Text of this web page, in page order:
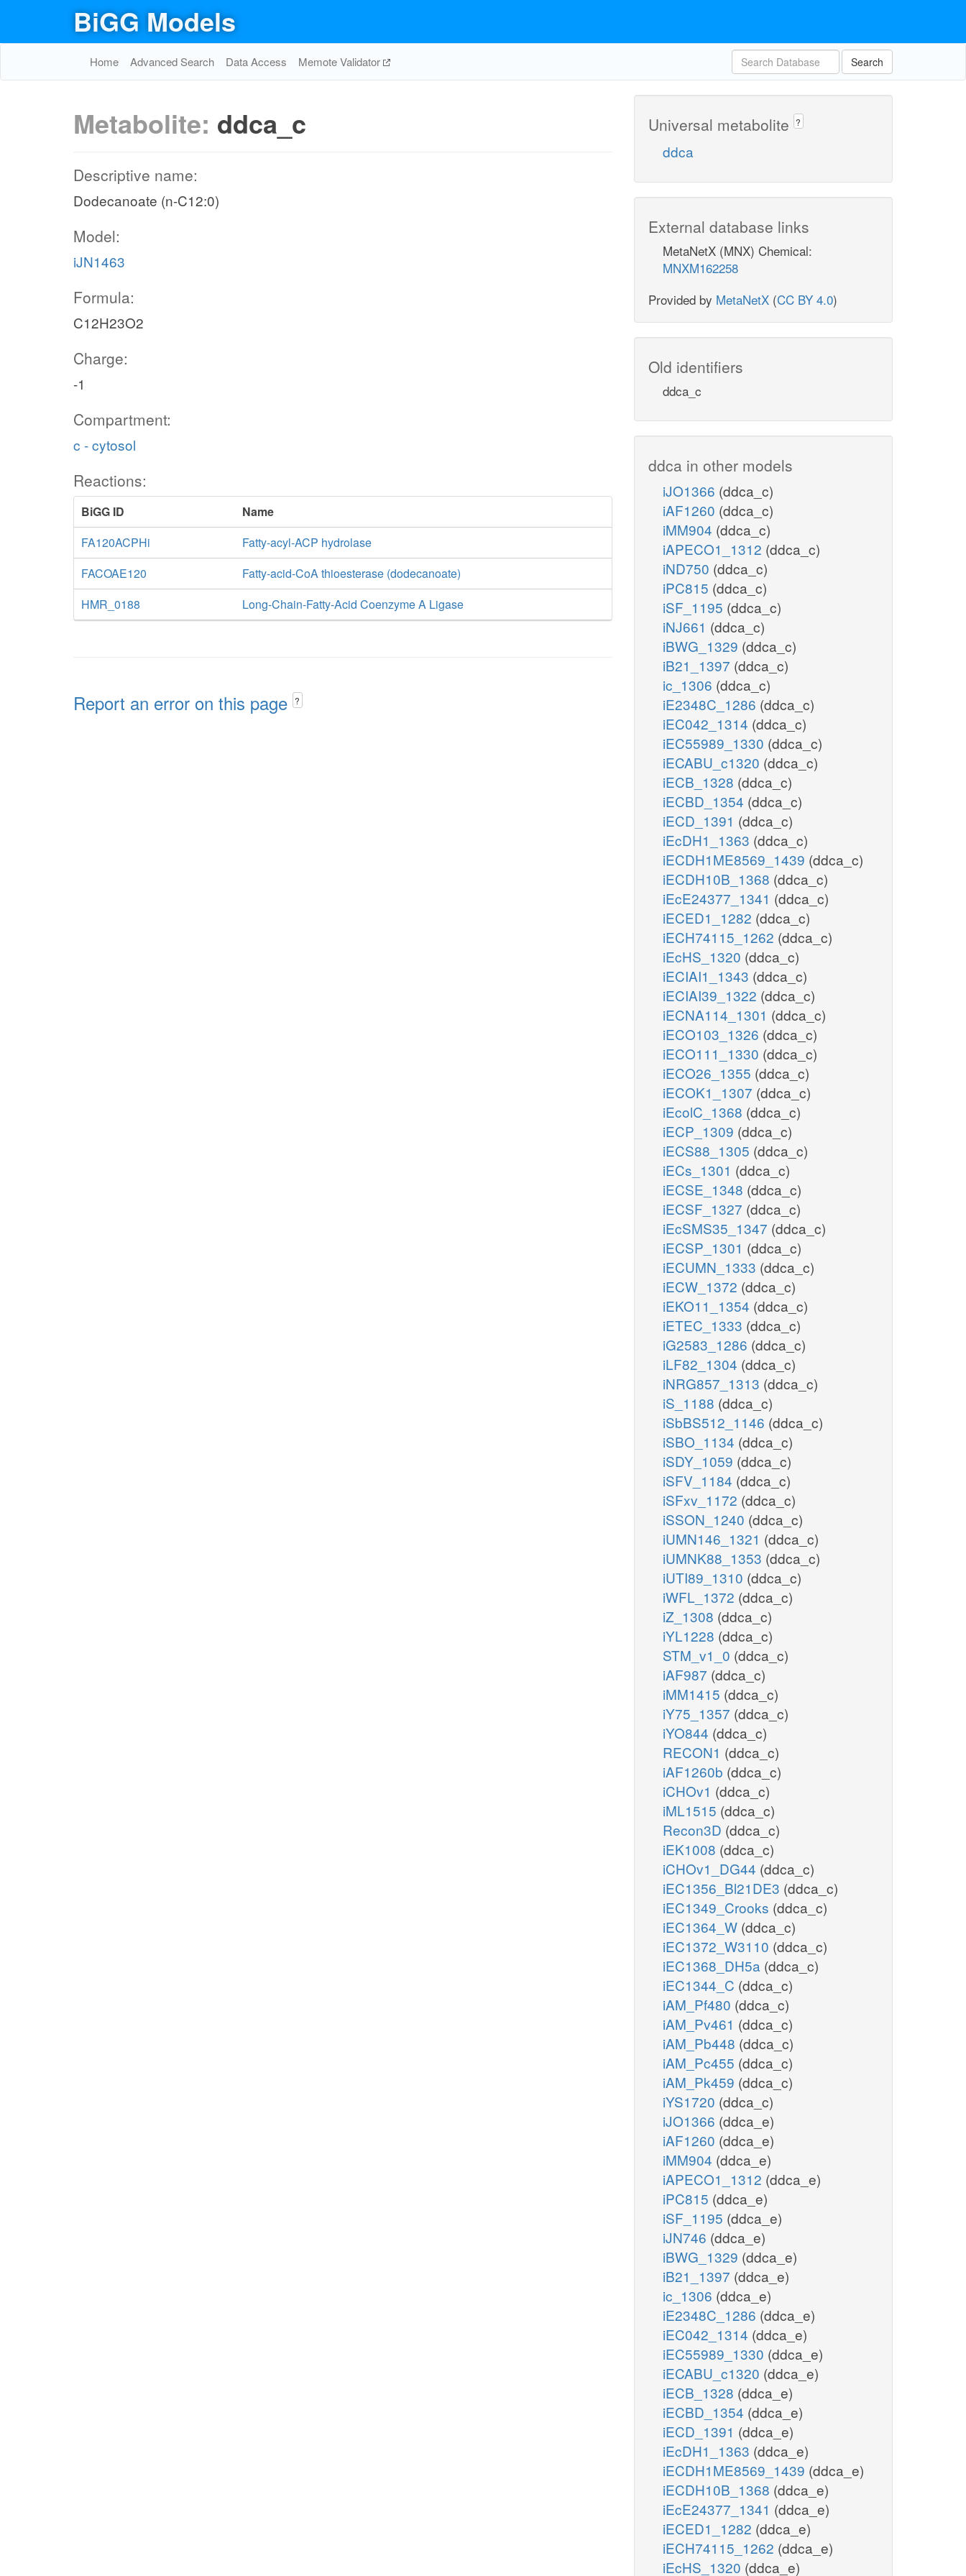
BiGG Models
Home Advanced Search Data Access Memote Validator Search
Metabolite: ddca_c
Descriptive name:
Dodecanoate (n-C12:0)
Model:
iJN1463
Formula:
C12H23O2
Charge:
-1
Compartment:
c - cytosol
Reactions:
BiGG ID
Name
FA120ACPHi
Fatty-acyl-ACP hydrolase
FACOAE120
Fatty-acid-CoA thioesterase (dodecanoate)
HMR_0188
Long-Chain-Fatty-Acid Coenzyme A Ligase
Report an error on this page ?
Universal metabolite ?
ddca
External database links
MetaNetX (MNX) Chemical:
MNXM162258
Provided by MetaNetX (CC BY 4.0)
Old identifiers
ddca_c
ddca in other models
iJO1366 (ddca_c)
iAF1260 (ddca_c)
iMM904 (ddca_c)
iAPECO1_1312 (ddca_c)
iND750 (ddca_c)
iPC815 (ddca_c)
iSF_1195 (ddca_c)
iNJ661 (ddca_c)
iBWG_1329 (ddca_c)
iB21_1397 (ddca_c)
ic_1306 (ddca_c)
iE2348C_1286 (ddca_c)
iEC042_1314 (ddca_c)
iEC55989_1330 (ddca_c)
iECABU_c1320 (ddca_c)
iECB_1328 (ddca_c)
iECBD_1354 (ddca_c)
iECD_1391 (ddca_c)
iEcDH1_1363 (ddca_c)
iECDH1ME8569_1439 (ddca_c)
iECDH10B_1368 (ddca_c)
iEcE24377_1341 (ddca_c)
iECED1_1282 (ddca_c)
iECH74115_1262 (ddca_c)
iEcHS_1320 (ddca_c)
iECIAI1_1343 (ddca_c)
iECIAI39_1322 (ddca_c)
iECNA114_1301 (ddca_c)
iECO103_1326 (ddca_c)
iECO111_1330 (ddca_c)
iECO26_1355 (ddca_c)
iECOK1_1307 (ddca_c)
iEcolC_1368 (ddca_c)
iECP_1309 (ddca_c)
iECS88_1305 (ddca_c)
iECs_1301 (ddca_c)
iECSE_1348 (ddca_c)
iECSF_1327 (ddca_c)
iEcSMS35_1347 (ddca_c)
iECSP_1301 (ddca_c)
iECUMN_1333 (ddca_c)
iECW_1372 (ddca_c)
iEKO11_1354 (ddca_c)
iETEC_1333 (ddca_c)
iG2583_1286 (ddca_c)
iLF82_1304 (ddca_c)
iNRG857_1313 (ddca_c)
iS_1188 (ddca_c)
iSbBS512_1146 (ddca_c)
iSBO_1134 (ddca_c)
iSDY_1059 (ddca_c)
iSFV_1184 (ddca_c)
iSFxv_1172 (ddca_c)
iSSON_1240 (ddca_c)
iUMN146_1321 (ddca_c)
iUMNK88_1353 (ddca_c)
iUTI89_1310 (ddca_c)
iWFL_1372 (ddca_c)
iZ_1308 (ddca_c)
iYL1228 (ddca_c)
STM_v1_0 (ddca_c)
iAF987 (ddca_c)
iMM1415 (ddca_c)
iY75_1357 (ddca_c)
iYO844 (ddca_c)
RECON1 (ddca_c)
iAF1260b (ddca_c)
iCHOv1 (ddca_c)
iML1515 (ddca_c)
Recon3D (ddca_c)
iEK1008 (ddca_c)
iCHOv1_DG44 (ddca_c)
iEC1356_Bl21DE3 (ddca_c)
iEC1349_Crooks (ddca_c)
iEC1364_W (ddca_c)
iEC1372_W3110 (ddca_c)
iEC1368_DH5a (ddca_c)
iEC1344_C (ddca_c)
iAM_Pf480 (ddca_c)
iAM_Pv461 (ddca_c)
iAM_Pb448 (ddca_c)
iAM_Pc455 (ddca_c)
iAM_Pk459 (ddca_c)
iYS1720 (ddca_c)
iJO1366 (ddca_e)
iAF1260 (ddca_e)
iMM904 (ddca_e)
iAPECO1_1312 (ddca_e)
iPC815 (ddca_e)
iSF_1195 (ddca_e)
iJN746 (ddca_e)
iBWG_1329 (ddca_e)
iB21_1397 (ddca_e)
ic_1306 (ddca_e)
iE2348C_1286 (ddca_e)
iEC042_1314 (ddca_e)
iEC55989_1330 (ddca_e)
iECABU_c1320 (ddca_e)
iECB_1328 (ddca_e)
iECBD_1354 (ddca_e)
iECD_1391 (ddca_e)
iEcDH1_1363 (ddca_e)
iECDH1ME8569_1439 (ddca_e)
iECDH10B_1368 (ddca_e)
iEcE24377_1341 (ddca_e)
iECED1_1282 (ddca_e)
iECH74115_1262 (ddca_e)
iEcHS_1320 (ddca_e)